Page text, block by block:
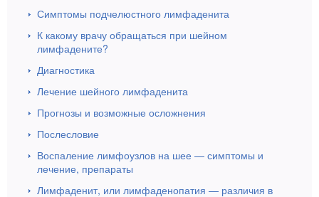
Симптомы подчелюстного лимфаденита
К какому врачу обращаться при шейном
лимфадените?
Диагностика
Лечение шейного лимфаденита
Прогнозы и возможные осложнения
Послесловие
Воспаление лимфоузлов на шее — симптомы и
лечение, препараты
Лимфаденит, или лимфаденопатия — различия в